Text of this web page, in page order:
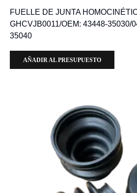
FUELLE DE JUNTA
GHCVJB0011/OEM: 43448-35030/
35040
AÑADIR AL PRESUPUESTO